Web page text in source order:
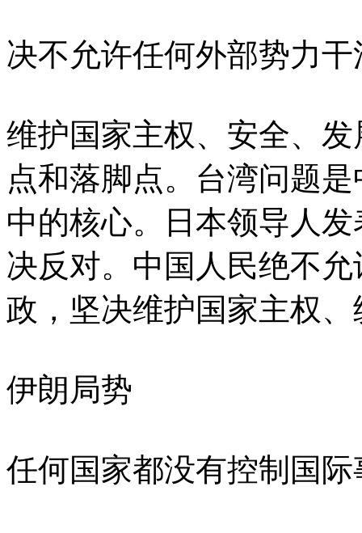
决不允许任何外部势力
维护国家主权、安全、
点和落脚点。台湾问题
中的核心。日本领导人
决反对。中国人民绝不
政，坚决维护国家主权
伊朗局势
任何国家都没有控制国